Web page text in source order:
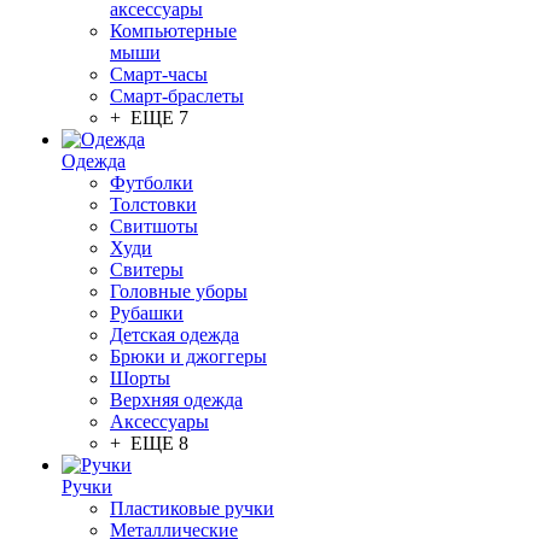
аксессуары
Компьютерные
мыши
Смарт-часы
Смарт-браслеты
+ ЕЩЕ 7
Одежда
Футболки
Толстовки
Свитшоты
Худи
Свитеры
Головные уборы
Рубашки
Детская одежда
Брюки и джоггеры
Шорты
Верхняя одежда
Аксессуары
+ ЕЩЕ 8
Ручки
Пластиковые ручки
Металлические